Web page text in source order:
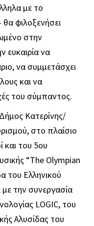
με το
φιλοξενήσει
στην
ευκαιρία να
να συμμετάσχει
και να
του σύμπαντος.
Κατερίνης/
στο πλαίσιο
και του 5ου
“The Olympian
του Ελληνικού
την συνεργασία
LOGIC, του
Αλυσίδας του